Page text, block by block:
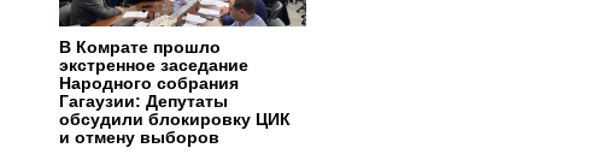
В Комрате прошло
экстренное заседание
Народного собрания
Гагаузии: Депутаты
обсудили блокировку ЦИК
и отмену выборов